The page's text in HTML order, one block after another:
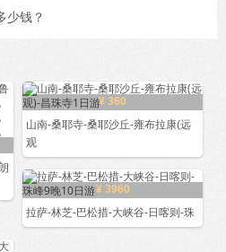
少钱？
¥ 360
山南-桑耶寺-桑耶沙丘-雍布拉康(远
观
¥ 3960
拉萨-林芝-巴松措-大峡谷-日喀则-珠